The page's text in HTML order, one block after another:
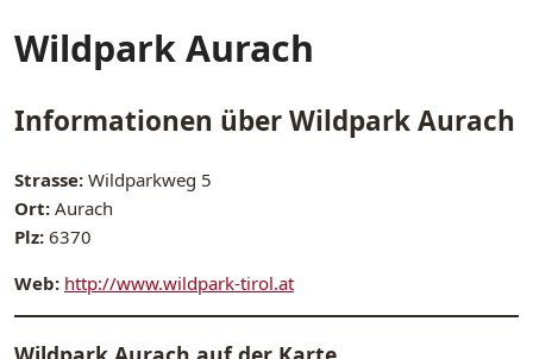
Wildpark Aurach
Informationen überWildpark Aurach
Strasse: Wildparkweg 5
Ort: Aurach
Plz: 6370
Web: http://www.wildpark-tirol.at